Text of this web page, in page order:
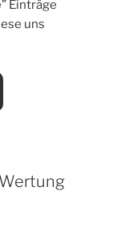
Einträge
uns